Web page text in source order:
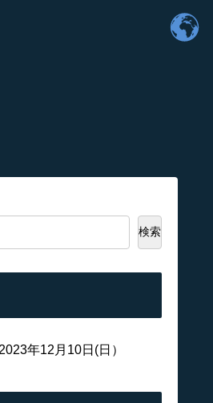
検索
年12月10日(日）